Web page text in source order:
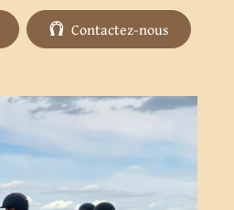
Contactez-nous